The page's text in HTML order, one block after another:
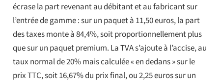
écrase la part revenant au débitant et au fabricant sur
l’entrée de gamme : sur un paquet à 11,50 euros, la part
des taxes monte à 84,4%, soit proportionnellement plus
que sur un paquet premium. La TVA s’ajoute à l’accise, au
taux normal de 20% mais calculée « en dedans » sur le
prix TTC, soit 16,67% du prix final, ou 2,25 euros sur un